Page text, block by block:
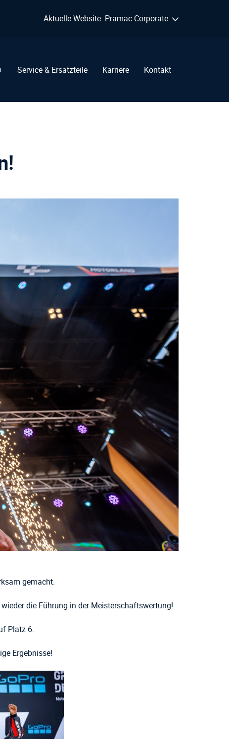
Aktuelle Website: Pramac Corporate
Service & Ersatzteile Karriere Kontakt
gemacht.
die Führung in der Meisterschaftswertung!
Platz 6.
Ergebnisse!